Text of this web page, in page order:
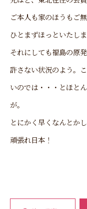
ご本人も家のほうもご
ひとまずほっといたしま
それにしても福島の原
許さない状況のよう。
いのでは・・・とほと
が。
とにかく早くなんとか
頑張れ日本！